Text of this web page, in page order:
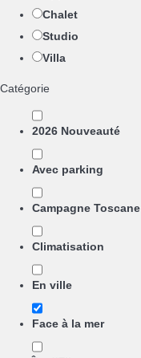
Chalet
Studio
Villa
Catégorie
2026 Nouveauté
Avec parking
Campagne Toscane
Climatisation
En ville
Face à la mer